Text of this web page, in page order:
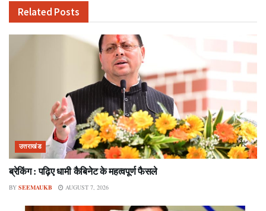
Related Posts
उत्तराखंड
ब्रेकिंग : पढ़िए धामी कैबिनेट के महत्वपूर्ण फैसले
BY SEEMAUKB AUGUST 7, 2026